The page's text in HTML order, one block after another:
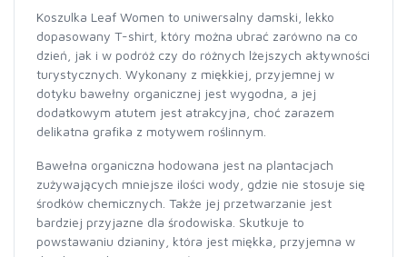
Koszulka Leaf Women to uniwersalny damski, lekko
dopasowany T-shirt, który można ubrać zarówno na co
dzień, jak i w podróż czy do różnych lżejszych aktywności
turystycznych. Wykonany z miękkiej, przyjemnej w
dotyku bawełny organicznej jest wygodna, a jej
dodatkowym atutem jest atrakcyjna, choć zarazem
delikatna grafika z motywem roślinnym.
Bawełna organiczna hodowana jest na plantacjach
zużywających mniejsze ilości wody, gdzie nie stosuje się
środków chemicznych. Także jej przetwarzanie jest
bardziej przyjazne dla środowiska. Skutkuje to
powstawaniu dzianiny, która jest miękka, przyjemna w